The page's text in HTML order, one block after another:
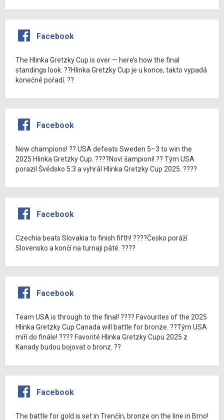
Facebook
The Hlinka Gretzky Cup is over — here’s how the final
standings look. ??Hlinka Gretzky Cup je u konce, takto vypadá
konečné pořadí. ??
Facebook
New champions! ?? USA defeats Sweden 5–3 to win the
2025 Hlinka Gretzky Cup. ????Noví šampioni! ?? Tým USA
porazil Švédsko 5:3 a vyhrál Hlinka Gretzky Cup 2025. ????
Facebook
Czechia beats Slovakia to finish fifth! ????Česko poráží
Slovensko a končí na turnaji páté. ????
Facebook
Team USA is through to the final! ???? Favourites of the 2025
Hlinka Gretzky Cup Canada will battle for bronze. ??Tým USA
míří do finále! ???? Favorité Hlinka Gretzky Cupu 2025 z
Kanady budou bojovat o bronz. ??
Facebook
The battle for gold is set in Trenčín, bronze on the line in Brno!